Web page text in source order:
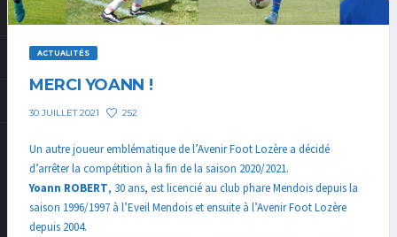
ACTUALITÉS
MERCI YOANN !
30 JUILLET 2021 252
Un autre joueur emblématique de l’Avenir Foot Lozère a décidé
d’arrêter la compétition à la fin de la saison 2020/2021.
Yoann ROBERT, 30 ans, est licencié au club phare Mendois depuis la
saison 1996/1997 à l’Eveil Mendois et ensuite à l’Avenir Foot Lozère
depuis 2004.